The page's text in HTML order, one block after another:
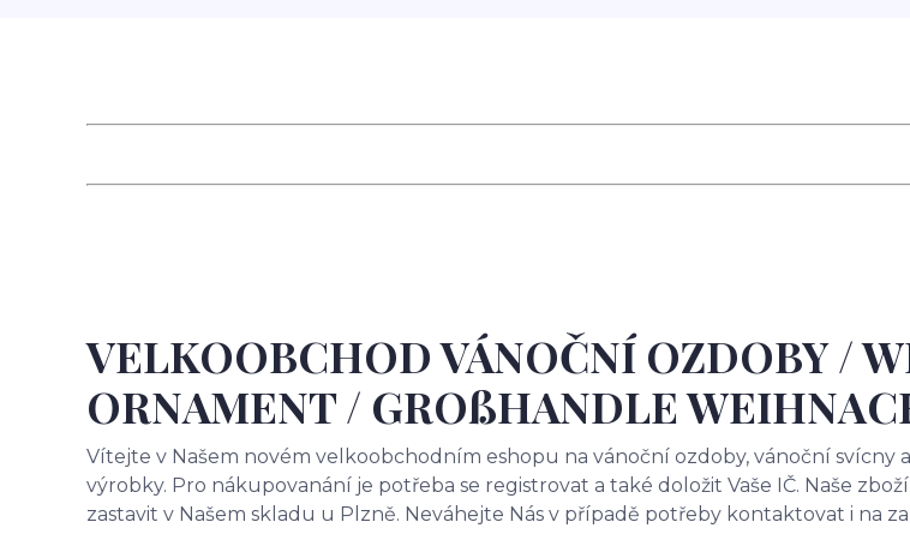
VELKOOBCHOD VÁNOČNÍ OZDOBY /
ORNAMENT / GROßHANDLE
Vítejte v Našem novém velkoobchodním eshopu na vánoční ozdoby, vánoční svícny
výrobky. Pro nákupovanání je potřeba se registrovat a také doložit Vaše IČ. Naše
zastavit v Našem skladu u Plzně. Neváhejte Nás v případě potřeby kontaktovat i na